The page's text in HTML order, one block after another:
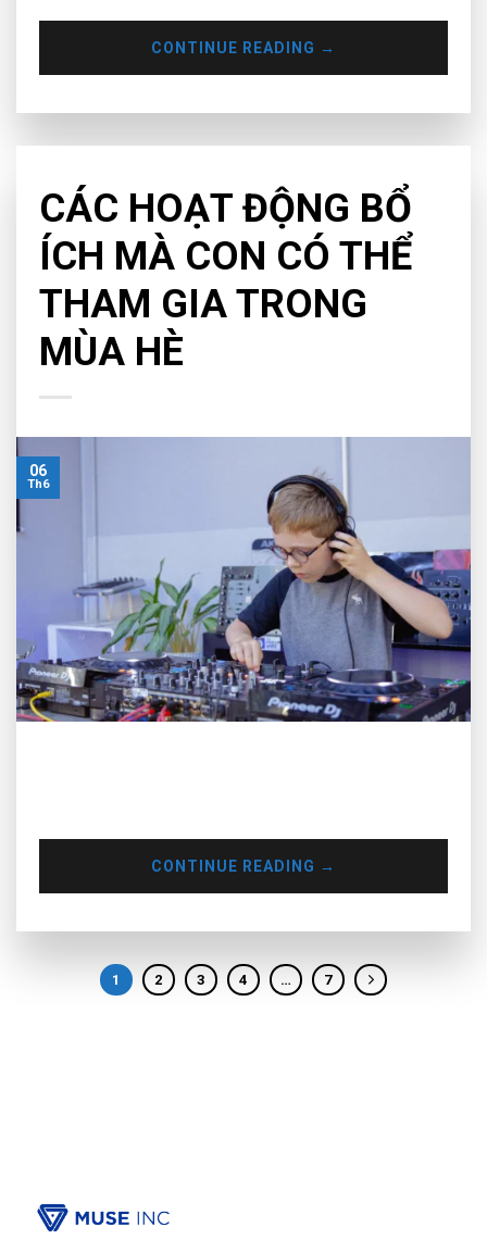
CONTINUE READING →
CÁC HOẠT ĐỘNG BỔ
ÍCH MÀ CON CÓ THỂ
THAM GIA TRONG
MÙA HÈ
06
Th6
CONTINUE READING →
1 2 3 4 … 7